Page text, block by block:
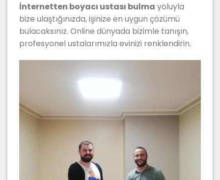
İnternetten boyacı ustası bulma yoluyla
bize ulaştığınızda, işinize en uygun çözümü
bulacaksınız. Online dünyada bizimle tanışın,
profesyonel ustalarımızla evinizi renklendirin.